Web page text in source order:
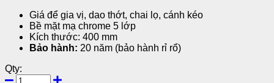
Giá để gia vị, dao thớt, chai lọ, cánh kéo
Bề mặt mạ chrome 5 lớp
Kích thước: 400 mm
Bảo hành: 20 năm (bảo hành rỉ rổ)
Qty: